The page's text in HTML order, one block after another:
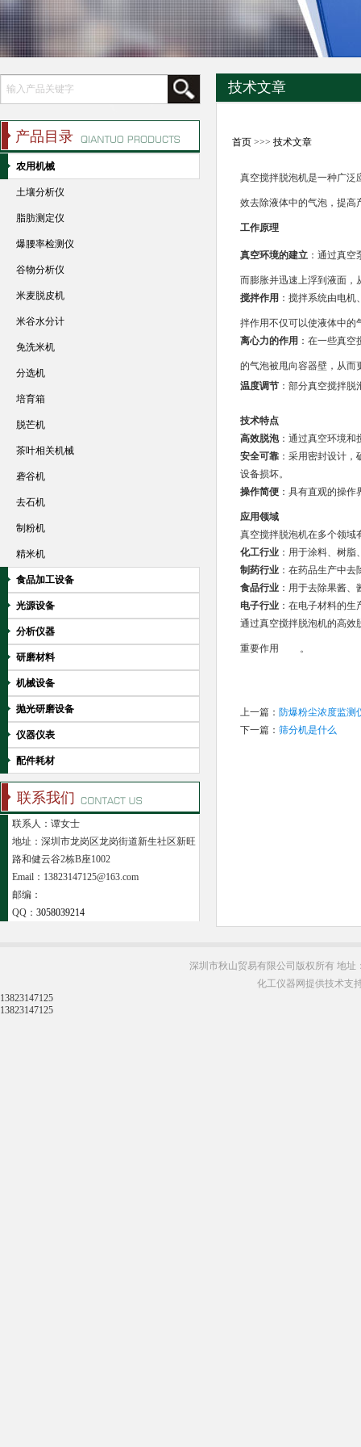
技术文章
首页>>> 技术文章
真空搅拌脱泡机是一种广泛
效去除液体中的气泡，提高
工作原理
真空环境的建立：通过真空
而膨胀并迅速上浮到液面，
搅拌作用 ：搅拌系统由电
拌作用不仅可以使液体中的
离心力的作用 ：在一些真
的气泡被甩向容器壁，从而
温度调节：部分真空搅拌脱
技术特点
高效脱泡：通过真空环境和
安全可靠：采用密封设计，
设备损坏。
操作简便：具有直观的操作
应用领域
真空搅拌脱泡机在多个领域
化工行业：用于涂料、树脂
制药行业：在药品生产中去
食品行业：用于去除果酱、
电子行业：在电子材料的生
通过真空搅拌脱泡机的高效
重要作用 。
上一篇： 防爆粉尘浓度监测
下一篇： 筛分机是什么
产品目录
农用机械
土壤分析仪
脂肪测定仪
爆腰率检测仪
谷物分析仪
米麦脱皮机
米谷水分计
免洗米机
分选机
培育箱
脱芒机
茶叶相关机械
砻谷机
去石机
制粉机
精米机
食品加工设备
光源设备
分析仪器
研磨材料
机械设备
抛光研磨设备
仪器仪表
配件耗材
联系我们
联系人：谭女士
地址：深圳市龙岗区龙岗街道新生社区新旺
路和健云谷2栋B座1002
Email：13823147125@163.com
邮编：
QQ： 3058039214
深圳市秋山贸易有限公司版权所有 地址
化工仪器网提供技术支
13823147125
13823147125